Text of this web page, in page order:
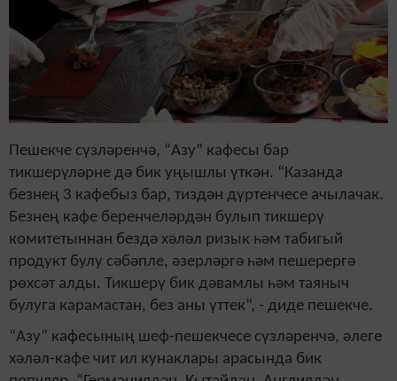
Пешекче сүзләренчә, “Азу” кафесы бар
тикшерүләрне дә бик уңышлы үткән. “Казанда
безнең 3 кафебыз бар, тиздән дүртенчесе ачылачак.
Безнең кафе беренчеләрдән булып тикшерү
комитетыннан бездә хәләл ризык һәм табигый
продукт булу сәбәпле, әзерләргә һәм пешерергә
рөхсәт алды. Тикшерү бик дәвамлы һәм таяныч
булуга карамастан, без аны үттек”, - диде пешекче.
“Азу” кафесының шеф-пешекчесе сүзләренчә, әлеге
хәләл-кафе чит ил кунаклары арасында бик